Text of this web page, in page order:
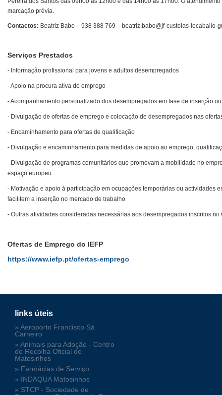
marcação prévia.
Contactos: Beatriz Babo – 938 388 769 – beatriz.babo@jf-custoias-lecabalio-
Serviços Prestados
- Informação profissional para jovens e adultos desempregados
- Apoio na procura ativa de emprego
- Acompanhamento personalizado dos desempregados em fase de inserção
- Divulgação de ofertas de emprego e colocação de desempregados nas
- Encaminhamento para ofertas de qualificação
- Divulgação e encaminhamento para medidas de apoio ao emprego,
- Divulgação de programas comunitários que promovam a mobilidade no
espaço europeu
- Motivação e apoio à participação em ocupações temporárias ou actividades
facilitem a inserção no mercado de trabalho
- Outras atividades consideradas necessárias aos desempregados inscritos
Ofertas de Emprego do IEFP
https://www.iefp.pt/ofertas-emprego
links úteis
» Aeroporto Francisco Sá
Carneiro
» Animais para Adoção - Centro
de Recolha Oficial de
Matosinhos
» Farmácias de Serviço
» INDAQUA Matosinhos
» STCP - Sociedade de